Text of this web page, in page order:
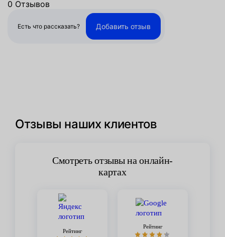
0 Отзывов
Есть что рассказать? Добавить отзыв
Отзывы наших клиентов
Смотреть отзывы на онлайн-
картах
Рейтинг
Рейтинг